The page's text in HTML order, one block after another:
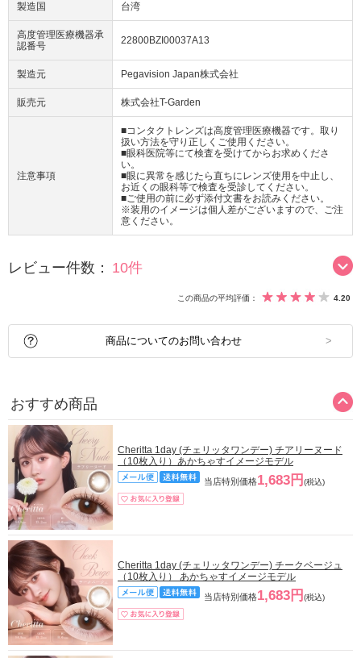
製造国 台湾
高度管理医療機器承
認番号
22800BZI00037A13
製造元 Pegavision Japan株式会社
販売元 株式会社T-Garden
注意事項
■コンタクトレンズは高度管理医療機器です。取り
扱い方法を守り正しくご使用ください。
■眼科医院等にて検査を受けてからお求めくださ
い。
■眼に異常を感じたら直ちにレンズ使用を中止し、
お近くの眼科等で検査を受診してください。
■ご使用の前に必ず添付文書をお読みください。
※装用のイメージは個人差がございますので、ご注
意ください。
レビュー件数： 10件
この商品の平均評価： 4.20
商品についてのお問い合わせ
おすすめ商品
Cheritta 1day (チェリッタワンデー) チアリーヌード
（10枚入り）あかちゃすイメージモデル
当店特別価格1,683円 (税込)
Cheritta 1day (チェリッタワンデー) チークベージュ
（10枚入り） あかちゃすイメージモデル
当店特別価格1,683円 (税込)